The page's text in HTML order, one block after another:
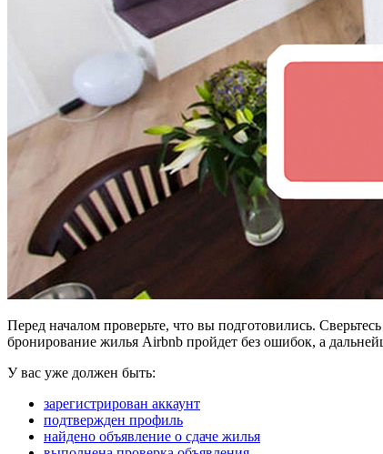
Перед началом проверьте, что вы подготовились.
бронирование жилья Airbnb пройдет без ошибок, а
У вас уже должен быть:
зарегистрирован аккаунт
подтвержден профиль
найдено объявление о сдаче жилья